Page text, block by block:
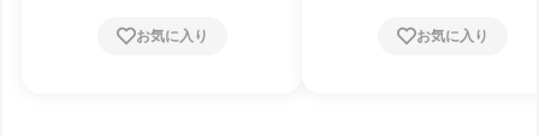
お気に入り お気に入り